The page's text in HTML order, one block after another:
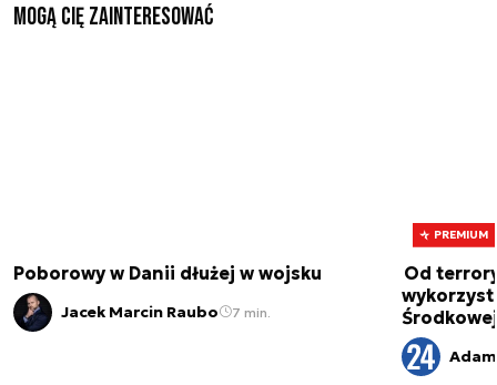
Mogą Cię zainteresować
Poborowy w Danii dłużej w wojsku
Jacek Marcin Raubo 7 min.
PREMIUM
Od
Środkowej